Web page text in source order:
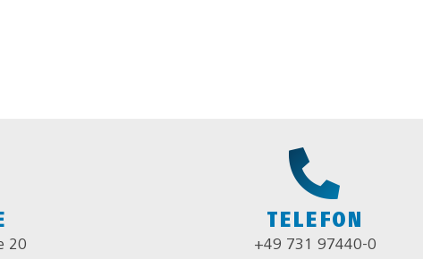
20
TELEFON
+49 731 97440-0